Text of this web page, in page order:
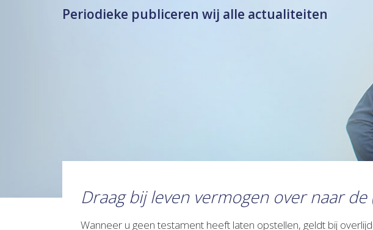
Periodieke publiceren wij alle actualiteiten
Draag bij leven vermogen over naar
Wanneer u geen testament heeft laten opstellen, geldt bij